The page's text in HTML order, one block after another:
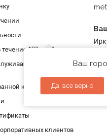
течение 120 дней
и проверка
комнаты
клиентов
Ваш
Да, все верно